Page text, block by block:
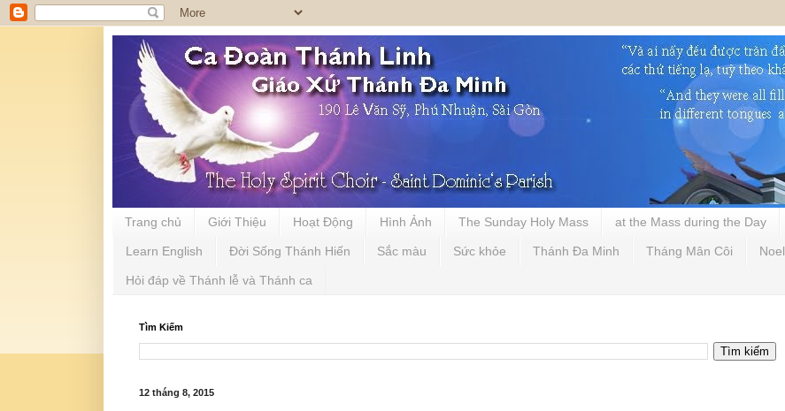
Trang chủ Giới Thiệu Hoạt Động Hình Ảnh The Sunday Holy Mass at the Mass during the Day
Learn English Đời Sống Thánh Hiến Sắc màu Sức khỏe Thánh Đa Minh Tháng Mân Côi Noel
Hỏi đáp về Thánh lễ và Thánh ca
Tìm Kiếm
12 tháng 8, 2015